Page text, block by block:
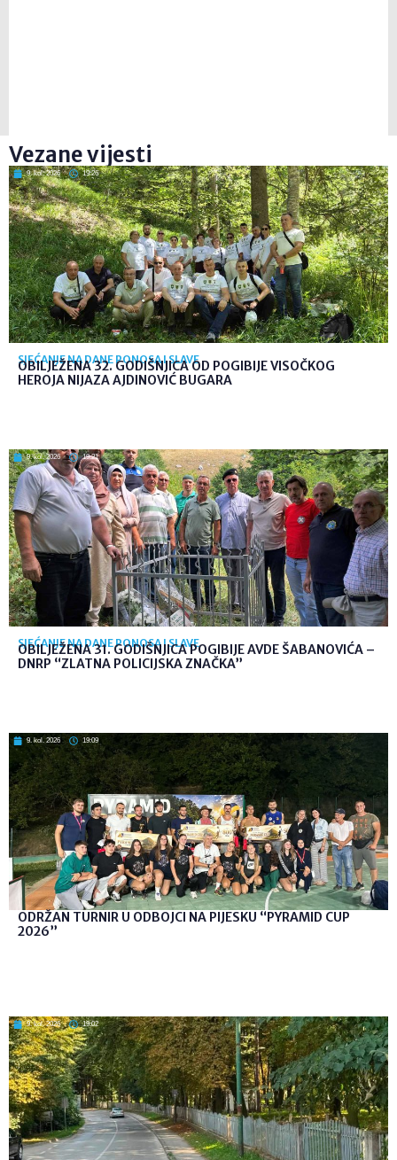
Vezane vijesti
9. kol. 2026 19:26
SJEĆANJE NA DANE PONOSA I SLAVE
OBILJEŽENA 32. GODIŠNJICA OD POGIBIJE VISOČKOG
HEROJA NIJAZA AJDINOVIĆ BUGARA
9. kol. 2026 19:21
SJEĆANJE NA DANE PONOSA I SLAVE
OBILJEŽENA 31. GODIŠNJICA POGIBIJE AVDE ŠABANOVIĆA –
DNRP “ZLATNA POLICIJSKA ZNAČKA”
9. kol. 2026 19:09
ODRŽAN TURNIR U ODBOJCI NA PIJESKU “PYRAMID CUP
2026”
9. kol. 2026 19:02